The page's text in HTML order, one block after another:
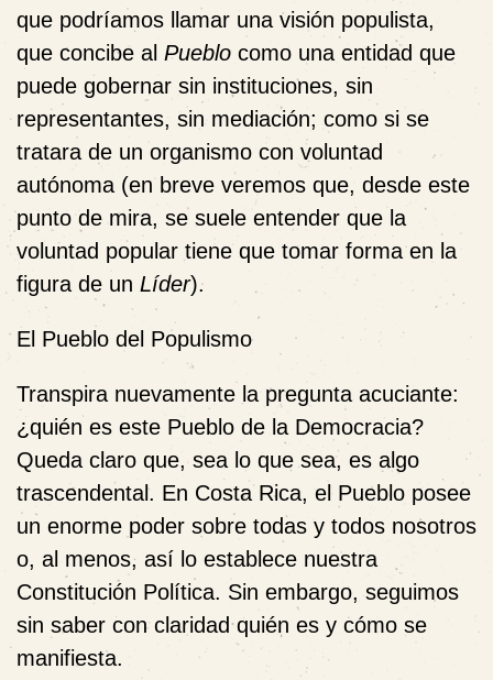
que podríamos llamar una visión populista,
que concibe al Pueblo como una entidad que
puede gobernar sin instituciones, sin
representantes, sin mediación; como si se
tratara de un organismo con voluntad
autónoma (en breve veremos que, desde este
punto de mira, se suele entender que la
voluntad popular tiene que tomar forma en la
figura de un Líder).
El Pueblo del Populismo
Transpira nuevamente la pregunta acuciante:
¿quién es este Pueblo de la Democracia?
Queda claro que, sea lo que sea, es algo
trascendental. En Costa Rica, el Pueblo posee
un enorme poder sobre todas y todos nosotros
o, al menos, así lo establece nuestra
Constitución Política. Sin embargo, seguimos
sin saber con claridad quién es y cómo se
manifiesta.